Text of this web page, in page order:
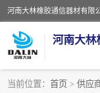
河南大林
当前位置： 首页 > 供应